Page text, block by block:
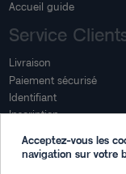
Accueil guide
Service
Livraison
Paiement sécurisé
Identifiant
Inscription
Mon espace
Acceptez-vous les
navigation sur votre